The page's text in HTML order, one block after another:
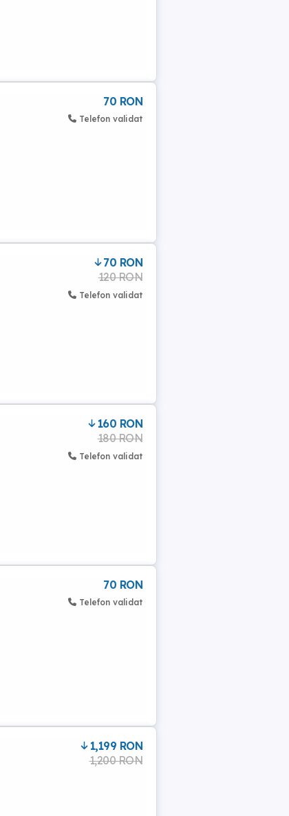
70 RON
Telefon validat
70 RON
120 RON
Telefon validat
160 RON
180 RON
Telefon validat
70 RON
Telefon validat
1,199 RON
1,200 RON